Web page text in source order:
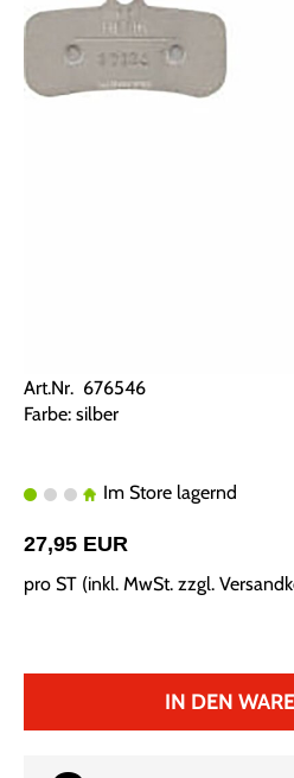
Art.Nr. 676546
Farbe: silber
Im Store lagernd
27,95 EUR
pro ST (inkl. MwSt. zzgl.
IN DEN